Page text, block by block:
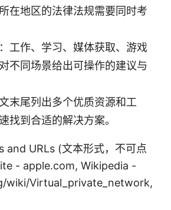
在地区的法律法规需要同时考
工作、学习、媒体获取、游戏
不同场景给出可操作的建议与
末尾列出多个优质资源和工
找到合适的解决方案。
and URLs (文本形式，不可点
- apple.com, Wikipedia -
wiki/Virtual_private_network,